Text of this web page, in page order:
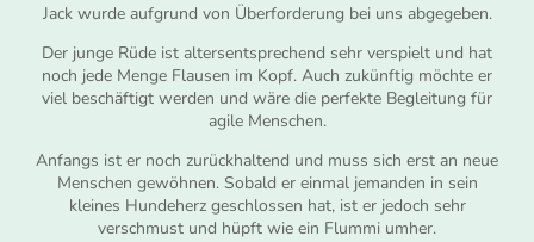
Jack wurde aufgrund von Überforderung bei uns abgegeben.
Der junge Rüde ist altersentsprechend sehr verspielt und hat
noch jede Menge Flausen im Kopf. Auch zukünftig möchte er
viel beschäftigt werden und wäre die perfekte Begleitung für
agile Menschen.
Anfangs ist er noch zurückhaltend und muss sich erst an neue
Menschen gewöhnen. Sobald er einmal jemanden in sein
kleines Hundeherz geschlossen hat, ist er jedoch sehr
verschmust und hüpft wie ein Flummi umher.